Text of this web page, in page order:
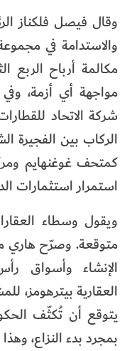
وقال فيصل فلكناز
والاستدامة في
مكالمة أرباح الربع
مواجهة أي أزمة،
شركة الاتحاد
الركاب بين الفجيرة
كمتحف غوغنهايم
استمرار استثمارات
ويقول وسطاء
متوقعة. وصرّح هاري
الإنشاء وأسواق
العقارية بيترهومز،
يتوقع أن تُكثّف
بمجرد بدء النزاع،